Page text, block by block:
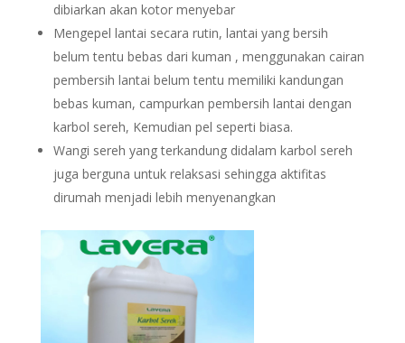
dibiarkan akan kotor menyebar
Mengepel lantai secara rutin, lantai yang bersih
belum tentu bebas dari kuman , menggunakan cairan
pembersih lantai belum tentu memiliki kandungan
bebas kuman, campurkan pembersih lantai dengan
karbol sereh, Kemudian pel seperti biasa.
Wangi sereh yang terkandung didalam karbol sereh
juga berguna untuk relaksasi sehingga aktifitas
dirumah menjadi lebih menyenangkan